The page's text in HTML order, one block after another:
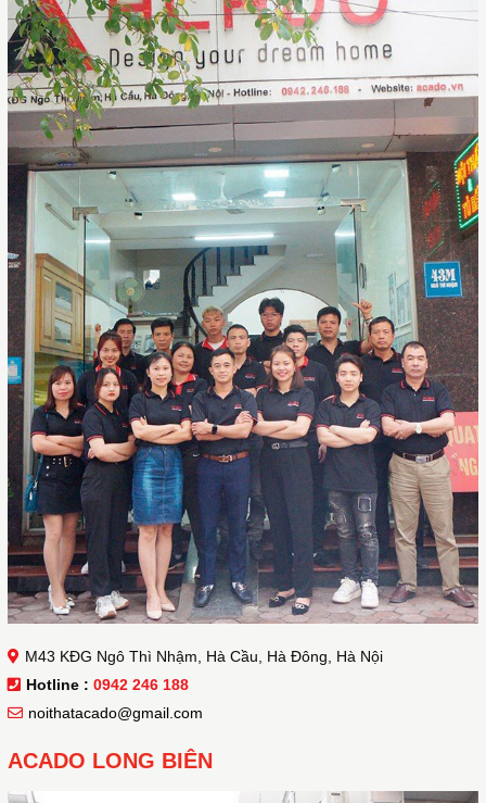
M43 KĐG Ngô Thì Nhậm, Hà Cầu, Hà Đông, Hà Nội
Hotline : 0942 246 188
noithatacado@gmail.com
ACADO LONG BIÊN